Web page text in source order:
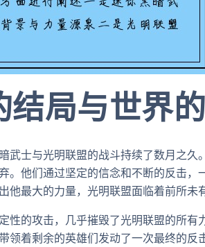
结局与世界
武士与光明联盟的战斗持续了数月之久
。他们通过坚定的信念和不断的反击
他最大的力量，光明联盟面临着前所未
性的攻击，几乎摧毁了光明联盟的所有
着剩余的英雄们发动了一次最终的反